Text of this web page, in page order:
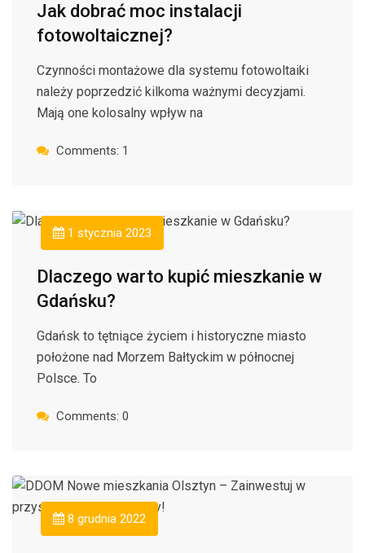
Jak dobrać moc instalacji
fotowoltaicznej?
Czynności montażowe dla systemu fotowoltaiki
należy poprzedzić kilkoma ważnymi decyzjami.
Mają one kolosalny wpływ na
Comments: 1
1 stycznia 2023
Dlaczego warto kupić mieszkanie w
Gdańsku?
Gdańsk to tętniące życiem i historyczne miasto
położone nad Morzem Bałtyckim w północnej
Polsce. To
Comments: 0
8 grudnia 2022